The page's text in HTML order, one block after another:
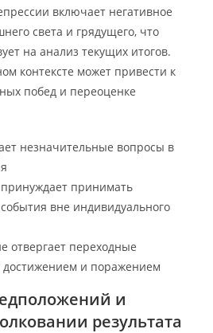
включает негативное
света и грядущего, что
на анализ текущих итогов.
контексте может привести к
побед и переоценке
незначительные вопросы в
принимать
вне индивидуального
отвергает переходные
достижением и поражением
и
результата